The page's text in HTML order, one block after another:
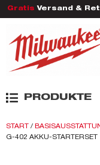
Gratis Versand &
PRODUKTE
START /
G-402 AKKU-STARTERSET